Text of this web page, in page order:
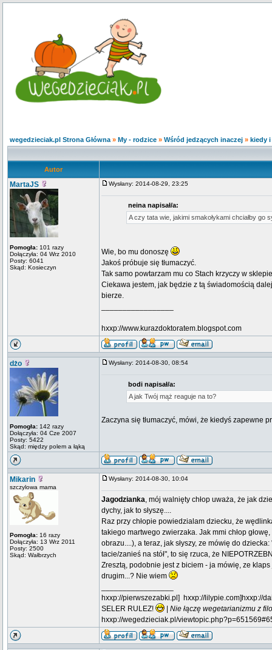
wegedzieciak.pl Strona Główna » My - rodzice » Wśród jedzących inaczej » kiedy i
Autor
MartaJS
Pomogła: 101 razy
Dołączyła: 04 Wrz 2010
Posty: 6041
Skąd: Kosieczyn
Wysłany: 2014-08-29, 23:25
neina napisał/a:
A czy tata wie, jakimi smakołykami chciałby go
Wie, bo mu donoszę
Jakoś próbuje się tłumaczyć.
Tak samo powtarzam mu co Stach krzyczy w
Ciekawa jestem, jak będzie z tą świadomością
bierze.
hxxp://www.kurazdoktoratem.blogspot.com
dżo
Pomogła: 142 razy
Dołączyła: 04 Cze 2007
Posty: 5422
Skąd: między polem a łąką
Wysłany: 2014-08-30, 08:54
bodi napisał/a:
A jak Twój mąż reaguje na to?
Zaczyna się tłumaczyć, mówi, że kiedyś zapewne
Mikarin
szczylowa mama
Pomogła: 16 razy
Dołączyła: 13 Wrz 2011
Posty: 2500
Skąd: Wałbrzych
Wysłany: 2014-08-30, 10:04
Jagodzianka, mój walnięty chłop uważa, że jak
dychy, jak to słyszę....
Raz przy chłopie powiedzialam dziecku, że
takiego martwego zwierzaka. Jak mmi chłop
obrazu....), a teraz, jak słyszy, ze mówię do
tacie/zanieś na stół", to się rzuca, że
Zresztą, podobnie jest z biciem - ja mówię, ze klaps
drugim...? Nie wiem
hxxp://pierwszezabki.pl]
hxxp://lilypie.com] hxxp://
SELER RULEZ!
Nie łączę wegetarianizmu z
hxxp://wegedzieciak.pl/